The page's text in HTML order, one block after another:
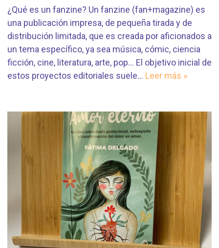
¿Qué es un fanzine? Un fanzine (fan+magazine) es
una publicación impresa, de pequeña tirada y de
distribución limitada, que es creada por aficionados a
un tema específico, ya sea música, cómic, ciencia
ficción, cine, literatura, arte, pop… El objetivo inicial de
estos proyectos editoriales suele… Leer más »